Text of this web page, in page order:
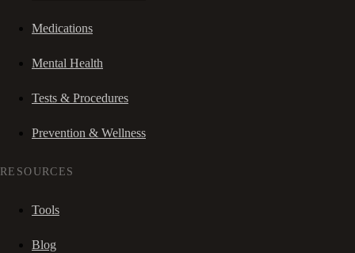
Medications
Mental Health
Tests & Procedures
Prevention & Wellness
RESOURCES
Tools
Blog